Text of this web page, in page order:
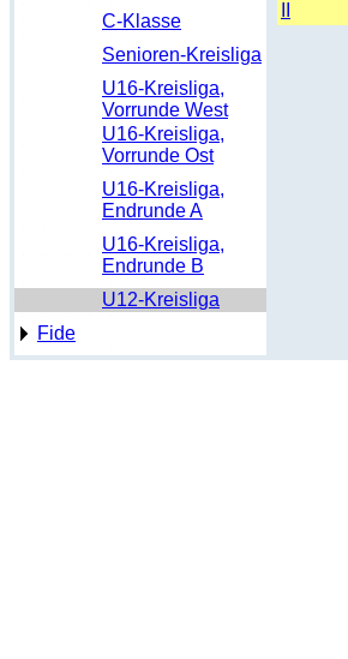
C-Klasse
Senioren-Kreisliga
U16-Kreisliga,
Vorrunde West
U16-Kreisliga,
Vorrunde Ost
U16-Kreisliga,
Endrunde A
U16-Kreisliga,
Endrunde B
U12-Kreisliga
Fide